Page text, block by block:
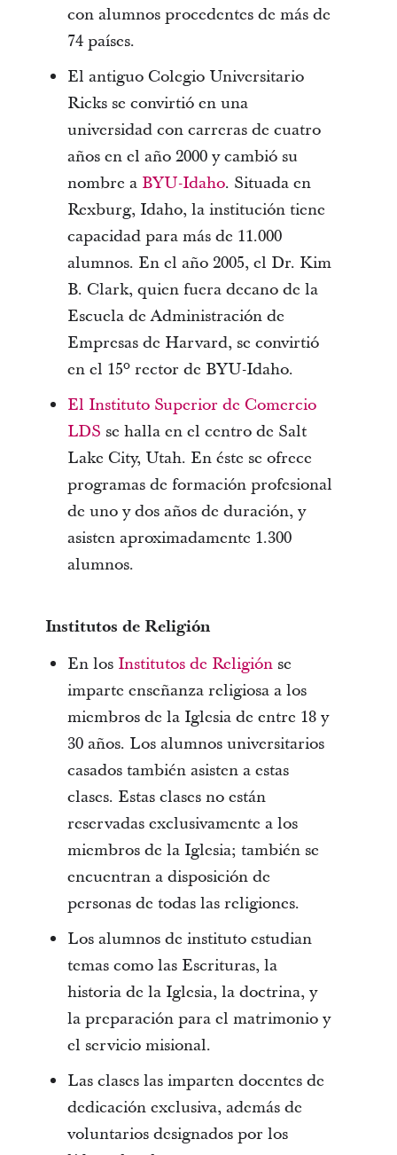
con alumnos procedentes de más de
74 países.
El antiguo Colegio Universitario
Ricks se convirtió en una
universidad con carreras de cuatro
años en el año 2000 y cambió su
nombre a BYU-Idaho. Situada en
Rexburg, Idaho, la institución tiene
capacidad para más de 11.000
alumnos. En el año 2005, el Dr. Kim
B. Clark, quien fuera decano de la
Escuela de Administración de
Empresas de Harvard, se convirtió
en el 15º rector de BYU-Idaho.
El Instituto Superior de Comercio
LDS se halla en el centro de Salt
Lake City, Utah. En éste se ofrece
programas de formación profesional
de uno y dos años de duración, y
asisten aproximadamente 1.300
alumnos.
Institutos de Religión
En los Institutos de Religiónse
imparte enseñanza religiosa a los
miembros de la Iglesia de entre 18 y
30 años. Los alumnos universitarios
casados también asisten a estas
clases. Estas clases no están
reservadas exclusivamente a los
miembros de la Iglesia; también se
encuentran a disposición de
personas de todas las religiones.
Los alumnos de instituto estudian
temas como las Escrituras, la
historia de la Iglesia, la doctrina, y
la preparación para el matrimonio y
el servicio misional.
Las clases las imparten docentes de
dedicación exclusiva, además de
voluntarios designados por los